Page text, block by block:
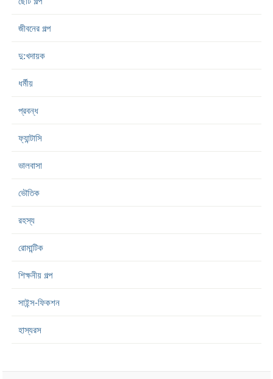
জীবনের গল্প
দু:খদায়ক
ধর্মীয়
প্রবন্ধ
ফ্যান্টাসি
ভালবাসা
ভৌতিক
রহস্য
রোমান্টিক
শিক্ষনীয় গল্প
সাইন্স-ফিকশন
হাস্যরস